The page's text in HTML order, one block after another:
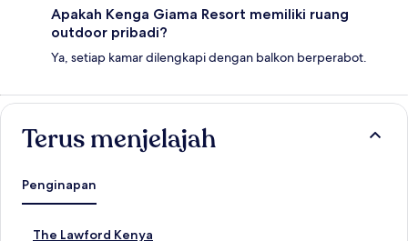
Apakah Kenga Giama Resort memiliki ruang
outdoor pribadi?
Ya, setiap kamar dilengkapi dengan balkon berperabot.
Terus menjelajah
Penginapan
The Lawford Kenya
T